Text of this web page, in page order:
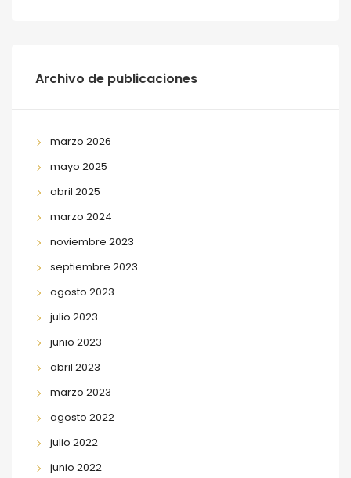
Archivo de publicaciones
marzo 2026
mayo 2025
abril 2025
marzo 2024
noviembre 2023
septiembre 2023
agosto 2023
julio 2023
junio 2023
abril 2023
marzo 2023
agosto 2022
julio 2022
junio 2022